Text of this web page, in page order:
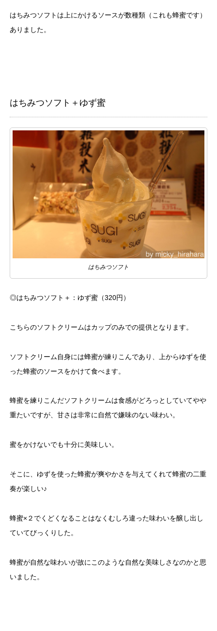
はちみつソフトは上にかけるソースが数種類（これも蜂蜜です）
ありました。
はちみつソフト＋ゆず蜜
はちみつソフト
◎はちみつソフト＋：ゆず蜜（320円）
こちらのソフトクリームはカップのみでの提供となります。
ソフトクリーム自身には蜂蜜が練りこんであり、上からゆずを使
った蜂蜜のソースをかけて食べます。
蜂蜜を練りこんだソフトクリームは食感がどろっとしていてやや
重たいですが、甘さは非常に自然で嫌味のない味わい。
蜜をかけないでも十分に美味しい。
そこに、ゆずを使った蜂蜜が爽やかさを与えてくれて蜂蜜の二重
奏が楽しい♪
蜂蜜×２でくどくなることはなくむしろ違った味わいを醸し出し
ていてびっくりした。
蜂蜜が自然な味わいが故にこのような自然な美味しさなのかと思
いました。